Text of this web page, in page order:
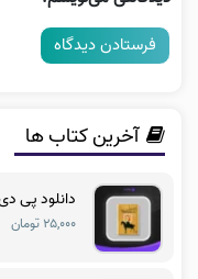
آخرین کتاب ها
دانلود پی
۲۵,۰۰۰ تومان